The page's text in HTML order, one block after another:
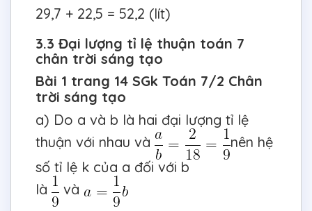
29,7 + 22,5 = 52,2 (lít)
3.3 Đại lượng tỉ lệ thuận toán 7
chân trời sáng tạo
Bài 1 trang 14 SGk Toán 7/2 Chân
trời sáng tạo
a) Do a và b là hai đại lượng tỉ lệ
thuận với nhau và
nên hệ
số tỉ lệ k của a đối với b
là
và